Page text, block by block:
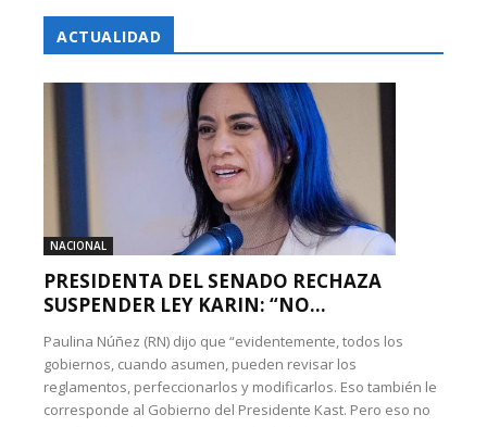
ACTUALIDAD
NACIONAL
PRESIDENTA DEL SENADO RECHAZA
SUSPENDER LEY KARIN: “NO...
Paulina Núñez (RN) dijo que “evidentemente, todos los
gobiernos, cuando asumen, pueden revisar los
reglamentos, perfeccionarlos y modificarlos. Eso también le
corresponde al Gobierno del Presidente Kast. Pero eso no